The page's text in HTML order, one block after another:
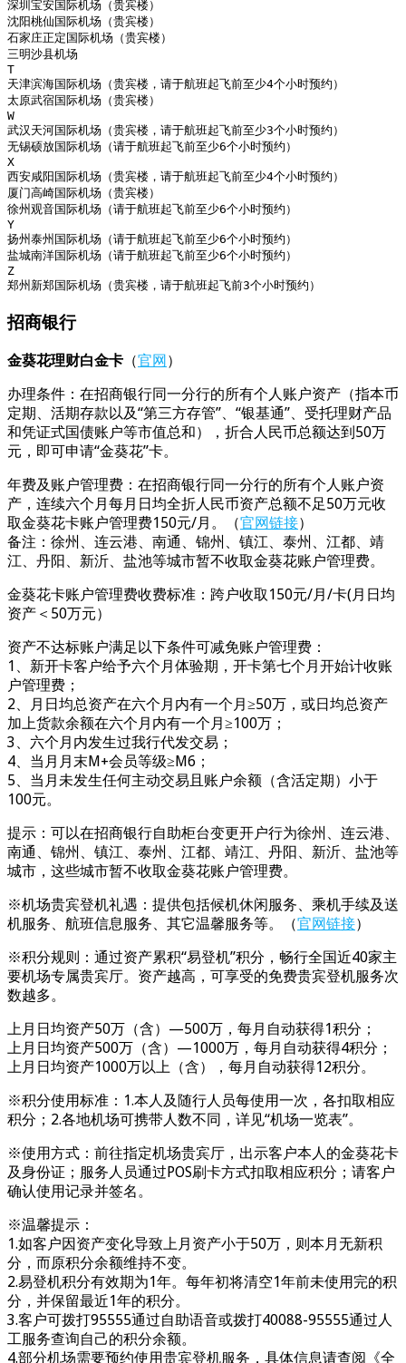
深圳宝安国际机场（贵宾楼）
沈阳桃仙国际机场（贵宾楼）
石家庄正定国际机场（贵宾楼）
三明沙县机场
T
天津滨海国际机场（贵宾楼，请于航班起飞前至少4个小时预约）
太原武宿国际机场（贵宾楼）
W
武汉天河国际机场（贵宾楼，请于航班起飞前至少3个小时预约）
无锡硕放国际机场（请于航班起飞前至少6个小时预约）
X
西安咸阳国际机场（贵宾楼，请于航班起飞前至少4个小时预约）
厦门高崎国际机场（贵宾楼）
徐州观音国际机场（请于航班起飞前至少6个小时预约）
Y
扬州泰州国际机场（请于航班起飞前至少6个小时预约）
盐城南洋国际机场（请于航班起飞前至少6个小时预约）
Z
郑州新郑国际机场（贵宾楼，请于航班起飞前3个小时预约）
招商银行
金葵花理财白金卡 （官网）
办理条件：在招商银行同一分行的所有个人账户资产（指本币
定期、活期存款以及“第三方存管”、“银基通”、受托理财产品
和凭证式国债账户等市值总和），折合人民币总额达到50万
元，即可申请“金葵花”卡。
年费及账户管理费：在招商银行同一分行的所有个人账户资
产，连续六个月每月日均全折人民币资产总额不足50万元收
取金葵花卡账户管理费150元/月。（官网链接）
备注：徐州、连云港、南通、锦州、镇江、泰州、江都、靖
江、丹阳、新沂、盐池等城市暂不收取金葵花账户管理费。
金葵花卡账户管理费收费标准：跨户收取150元/月/卡(月日均
资产＜50万元）
资产不达标账户满足以下条件可减免账户管理费：
1、新开卡客户给予六个月体验期，开卡第七个月开始计收账
户管理费；
2、月日均总资产在六个月内有一个月≥50万，或日均总资产
加上货款余额在六个月内有一个月≥100万；
3、六个月内发生过我行代发交易；
4、当月月末M+会员等级≥M6；
5、当月未发生任何主动交易且账户余额（含活定期）小于
100元。
提示：可以在招商银行自助柜台变更开户行为徐州、连云港、
南通、锦州、镇江、泰州、江都、靖江、丹阳、新沂、盐池等
城市，这些城市暂不收取金葵花账户管理费。
※机场贵宾登机礼遇：提供包括候机休闲服务、乘机手续及送
机服务、航班信息服务、其它温馨服务等。（官网链接）
※积分规则：通过资产累积“易登机”积分，畅行全国近40家主
要机场专属贵宾厅。资产越高，可享受的免费贵宾登机服务次
数越多。
上月日均资产50万（含）—500万，每月自动获得1积分；
上月日均资产500万（含）—1000万，每月自动获得4积分；
上月日均资产1000万以上（含），每月自动获得12积分。
※积分使用标准：1.本人及随行人员每使用一次，各扣取相应
积分；2.各地机场可携带人数不同，详见“机场一览表”。
※使用方式：前往指定机场贵宾厅，出示客户本人的金葵花卡
及身份证；服务人员通过POS刷卡方式扣取相应积分；请客户
确认使用记录并签名。
※温馨提示：
1.如客户因资产变化导致上月资产小于50万，则本月无新积
分，而原积分余额维持不变。
2.易登机积分有效期为1年。每年初将清空1年前未使用完的积
分，并保留最近1年的积分。
3.客户可拨打95555通过自助语音或拨打40088-95555通过人
工服务查询自己的积分余额。
4.部分机场需要预约使用贵宾登机服务，具体信息请查阅《全